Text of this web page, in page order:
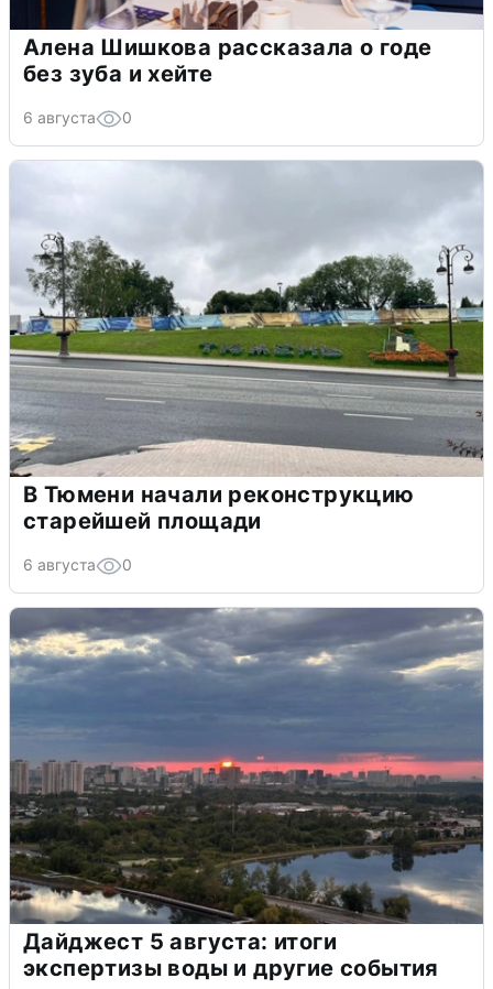
Алена Шишкова рассказала о годе
без зуба и хейте
6 августа 0
В Тюмени начали реконструкцию
старейшей площади
6 августа 0
Дайджест 5 августа: итоги
экспертизы воды и другие события